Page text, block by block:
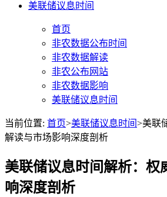
美联储议息时间
首页
非农数据公布时间
非农数据解读
非农公布网站
非农数据影响
美联储议息时间
当前位置: 首页>美联储议息时间>美联
解读与市场影响深度剖析
美联储议息时间解析：权
响深度剖析